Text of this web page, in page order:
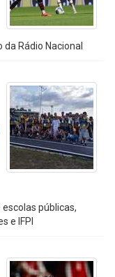
Rádio Nacional
públicas,
e IFPI